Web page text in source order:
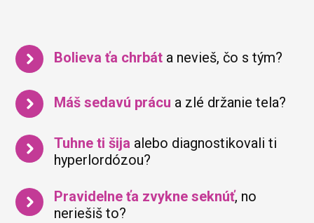
Bolieva ťa chrbát a nevieš, čo s tým?
Máš sedavú prácu a zlé držanie tela?
Tuhne ti šija alebo diagnostikovali ti
hyperlordózou?
Pravidelne ťa zvykne seknúť, no
neriešiš to?